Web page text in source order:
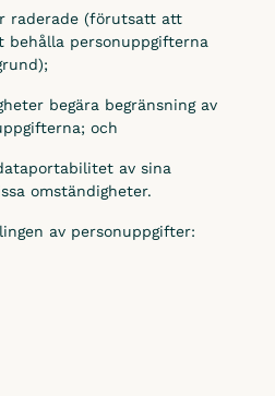
raderade (förutsatt att
behålla personuppgifterna
begära begränsning av
och
av sina
omständigheter.
av personuppgifter: